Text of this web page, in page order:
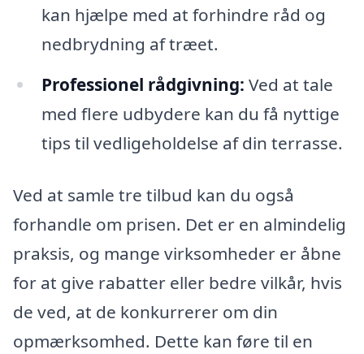
kan hjælpe med at forhindre råd og
nedbrydning af træet.
Professionel rådgivning: Ved at tale
med flere udbydere kan du få nyttige
tips til vedligeholdelse af din terrasse.
Ved at samle tre tilbud kan du også
forhandle om prisen. Det er en almindelig
praksis, og mange virksomheder er åbne
for at give rabatter eller bedre vilkår, hvis
de ved, at de konkurrerer om din
opmærksomhed. Dette kan føre til en